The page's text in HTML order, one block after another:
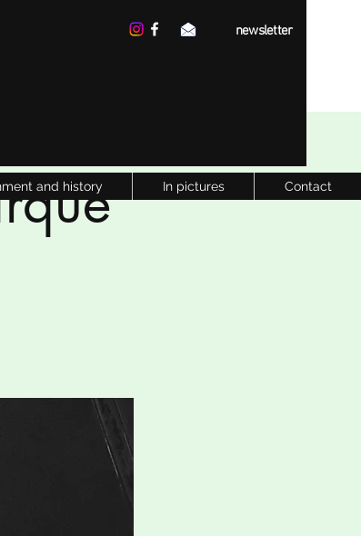
newsletter
and history In pictures Contact